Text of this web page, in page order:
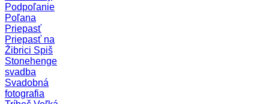
Podpoľanie
Poľana
Priepasť
Priepasť na
Žibrici Spiš
Stonehenge
svadba
Svadobná
fotografia